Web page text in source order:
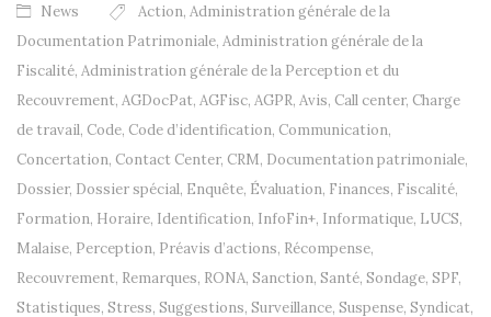
News Action, Administration générale de la
Documentation Patrimoniale, Administration générale de la
Fiscalité, Administration générale de la Perception et du
Recouvrement, AGDocPat, AGFisc, AGPR, Avis, Call center, Charge
de travail, Code, Code d’identification, Communication,
Concertation, Contact Center, CRM, Documentation patrimoniale,
Dossier, Dossier spécial, Enquête, Évaluation, Finances, Fiscalité,
Formation, Horaire, Identification, InfoFin+, Informatique, LUCS,
Malaise, Perception, Préavis d’actions, Récompense,
Recouvrement, Remarques, RONA, Sanction, Santé, Sondage, SPF,
Statistiques, Stress, Suggestions, Surveillance, Suspense, Syndicat,